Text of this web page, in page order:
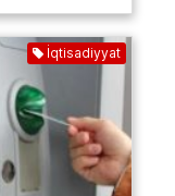
İqtisadiyyat